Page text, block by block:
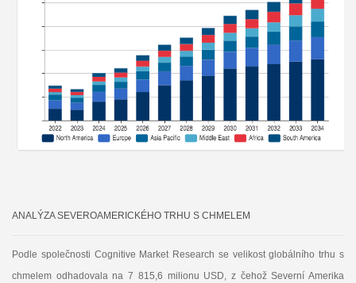
ANALÝZA SEVEROAMERICKÉHO TRHU S CHMELEM
Podle společnosti Cognitive Market Research se velikost globálního trhu s
chmelem odhadovala na 7 815,6 milionu USD, z čehož Severní Amerika